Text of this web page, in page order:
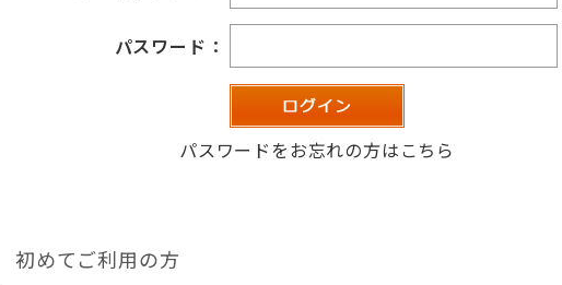
パスワード：
パスワードをお忘れの方はこちら
初めてご利用の方